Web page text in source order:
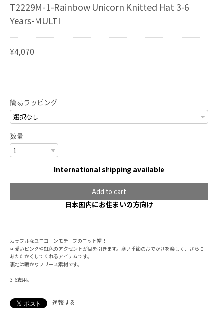
T2229M-1-Rainbow Unicorn Knitted Hat 3-6
Years-MULTI
¥4,070
簡易ラッピング
数量
International shipping available
Add to cart
日本国内にお住まいの方向け
カラフルなユニコーンモチーフのニット帽！
可愛いピンクや虹色のアクセントが目を引きます。寒い季節のおでかけを楽しく、さらに
あたたかくしてくれるアイテムです。
裏地は暖かなフリース素材です。
3-6歳用。
通報する